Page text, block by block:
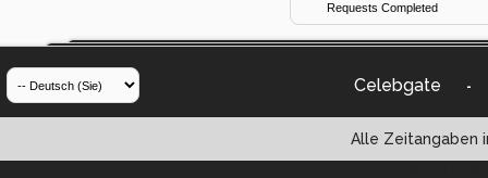
Celebgate -
Alle Zeitangaben